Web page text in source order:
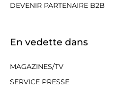
DEVENIR PARTENAIRE B2B
En vedette dans
MAGAZINES/TV
SERVICE PRESSE